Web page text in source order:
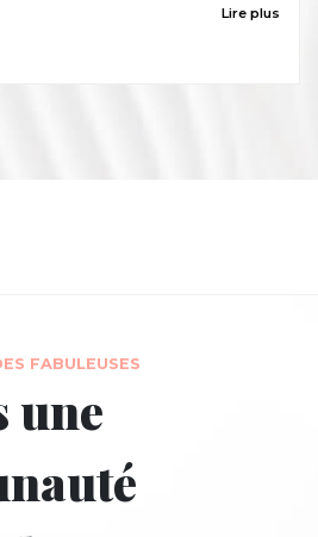
Lire plus
FABULEUSES
une